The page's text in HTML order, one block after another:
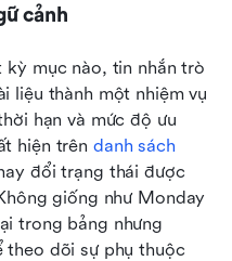
cảnh
mục nào, tin nhắn trò
liệu thành một nhiệm vụ
hạn và mức độ ưu
hiện trên danh sách
đổi trạng thái được
giống như Monday
trong bảng nhưng
theo dõi sự phụ thuộc